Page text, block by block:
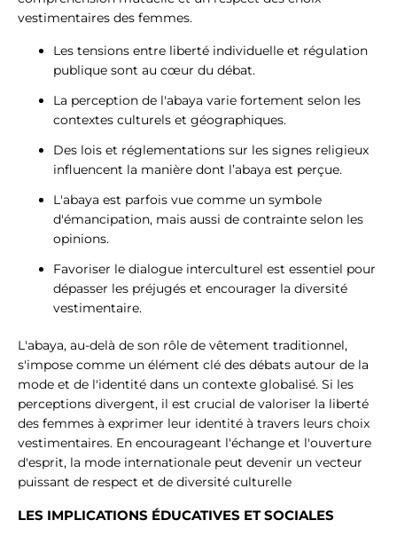
vestimentaires des femmes.
Les tensions entre liberté individuelle et régulation
publique sont au cœur du débat.
La perception de l'abaya varie fortement selon les
contextes culturels et géographiques.
Des lois et réglementations sur les signes religieux
influencent la manière dont l’abaya est perçue.
L'abaya est parfois vue comme un symbole
d'émancipation, mais aussi de contrainte selon les
opinions.
Favoriser le dialogue interculturel est essentiel pour
dépasser les préjugés et encourager la diversité
vestimentaire.
L'abaya, au-delà de son rôle de vêtement traditionnel,
s'impose comme un élément clé des débats autour de la
mode et de l'identité dans un contexte globalisé. Si les
perceptions divergent, il est crucial de valoriser la liberté
des femmes à exprimer leur identité à travers leurs choix
vestimentaires. En encourageant l'échange et l'ouverture
d'esprit, la mode internationale peut devenir un vecteur
puissant de respect et de diversité culturelle
LES IMPLICATIONS ÉDUCATIVES ET SOCIALES